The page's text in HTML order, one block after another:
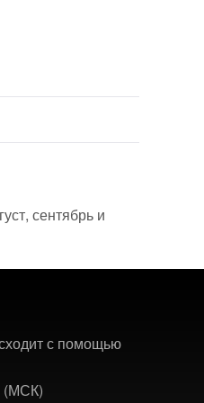
сентябрь и
с помощью
(МСК)